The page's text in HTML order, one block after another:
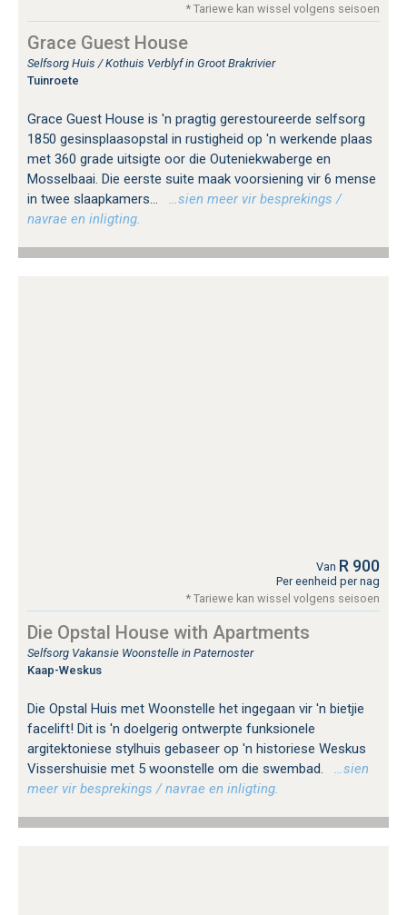
* Tariewe kan wissel volgens seisoen
Grace Guest House
Selfsorg Huis / Kothuis Verblyf in Groot Brakrivier
Tuinroete
Grace Guest House is 'n pragtig gerestoureerde selfsorg
1850 gesinsplaasopstal in rustigheid op 'n werkende plaas
met 360 grade uitsigte oor die Outeniekwaberge en
Mosselbaai. Die eerste suite maak voorsiening vir 6 mense
in twee slaapkamers...
…sien meer vir besprekings /
navrae en inligting.
Van R 900
Per eenheid per nag
* Tariewe kan wissel volgens seisoen
Die Opstal House with Apartments
Selfsorg Vakansie Woonstelle in Paternoster
Kaap-Weskus
Die Opstal Huis met Woonstelle het ingegaan vir 'n bietjie
facelift! Dit is 'n doelgerig ontwerpte funksionele
argitektoniese stylhuis gebaseer op 'n historiese Weskus
Vissershuisie met 5 woonstelle om die swembad.
…sien
meer vir besprekings / navrae en inligting.